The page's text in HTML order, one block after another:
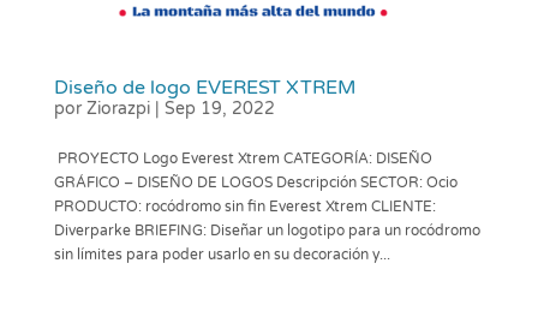
Diseño de logo EVEREST XTREM
por Ziorazpi| Sep 19, 2022
PROYECTO Logo Everest Xtrem CATEGORÍA: DISEÑO
GRÁFICO – DISEÑO DE LOGOS Descripción SECTOR: Ocio
PRODUCTO: rocódromo sin fin Everest Xtrem CLIENTE:
Diverparke BRIEFING: Diseñar un logotipo para un rocódromo
sin límites para poder usarlo en su decoración y...